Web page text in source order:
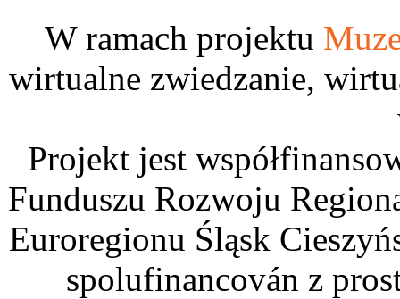
W ramach projektu
wirtualne zwiedzanie,
Projekt jest
Funduszu Rozwoju
Euroregionu Śląsk
spolufinancován z